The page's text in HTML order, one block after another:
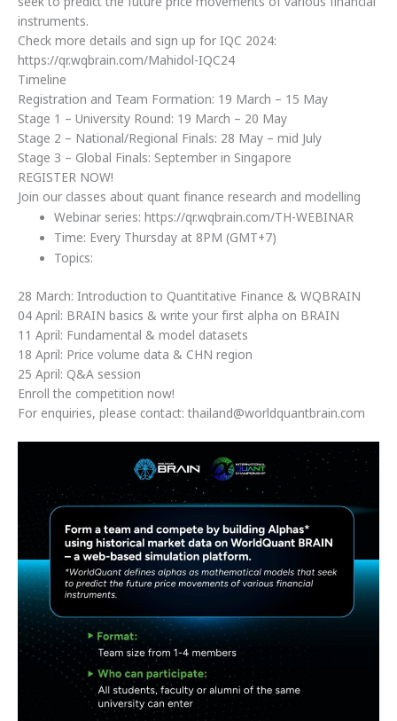
instruments.
Check more details and sign up for IQC 2024:
https://qr.wqbrain.com/Mahidol-IQC24
Timeline
Registration and Team Formation: 19 March – 15 May
Stage 1 – University Round: 19 March – 20 May
Stage 2 – National/Regional Finals: 28 May – mid July
Stage 3 – Global Finals: September in Singapore
REGISTER NOW!
Join our classes about quant finance research and modelling
Webinar series: https://qr.wqbrain.com/TH-WEBINAR
Time: Every Thursday at 8PM (GMT+7)
Topics:
28 March: Introduction to Quantitative Finance & WQBRAIN
04 April: BRAIN basics & write your first alpha on BRAIN
11 April: Fundamental & model datasets
18 April: Price volume data & CHN region
25 April: Q&A session
Enroll the competition now!
For enquiries, please contact: thailand@worldquantbrain.com